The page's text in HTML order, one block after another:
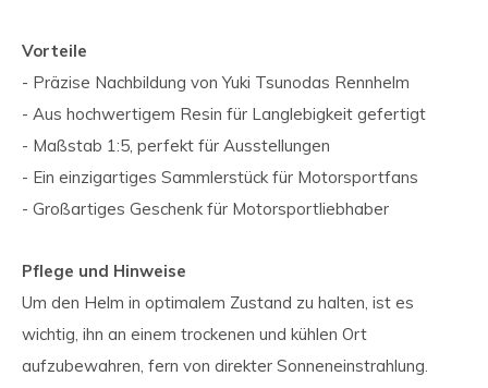
Vorteile
- Präzise Nachbildung von Yuki Tsunodas Rennhelm
- Aus hochwertigem Resin für Langlebigkeit gefertigt
- Maßstab 1:5, perfekt für Ausstellungen
- Ein einzigartiges Sammlerstück für Motorsportfans
- Großartiges Geschenk für Motorsportliebhaber
Pflege und Hinweise
Um den Helm in optimalem Zustand zu halten, ist es
wichtig, ihn an einem trockenen und kühlen Ort
aufzubewahren, fern von direkter Sonneneinstrahlung.